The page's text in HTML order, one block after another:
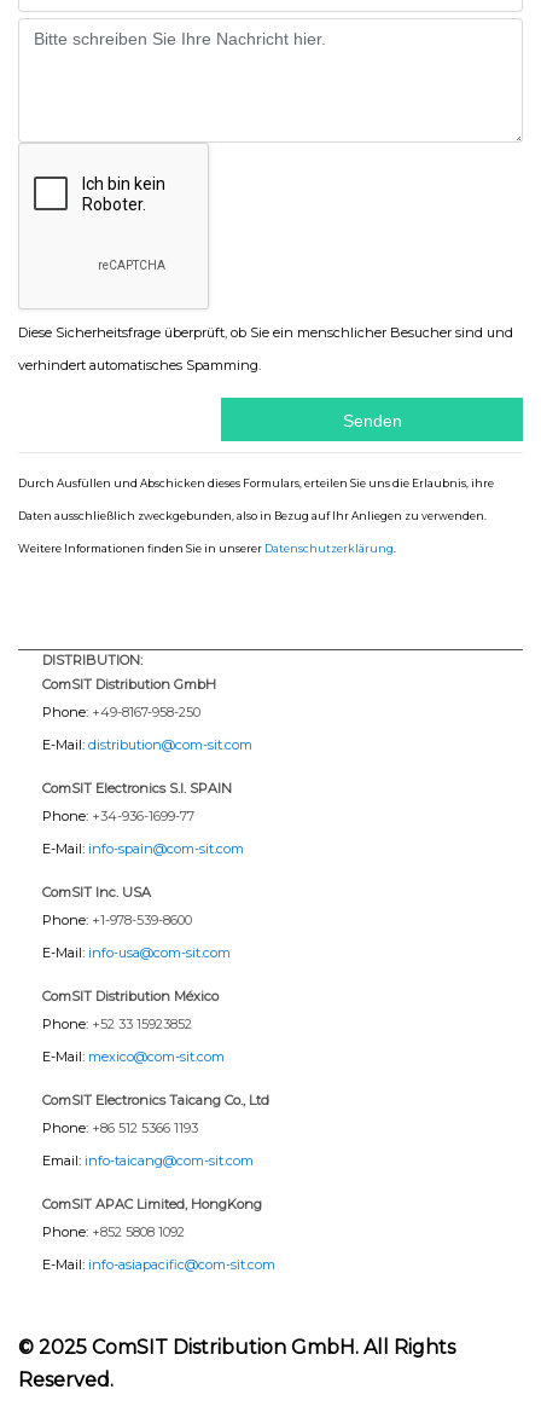
Message
Diese Sicherheitsfrage überprüft, ob Sie ein menschlicher Besucher sind und
verhindert automatisches Spamming.
Durch Ausfüllen und Abschicken dieses Formulars, erteilen Sie uns die Erlaubnis, ihre
Daten ausschließlich zweckgebunden, also in Bezug auf Ihr Anliegen zu verwenden.
Weitere Informationen finden Sie in unserer Datenschutzerklärung
DISTRIBUTION:
ComSIT Distribution GmbH
Phone: +49-8167-958-250
E-Mail: distribution@com-sit.com
ComSIT Electronics S.l. SPAIN
Phone: +34-936-1699-77
E-Mail: info-spain@com-sit.com
ComSIT Inc. USA
Phone: +1-978-539-8600
E-Mail: info-usa@com-sit.com
ComSIT Distribution México
Phone: +52 33 15923852
E-Mail: mexico@com-sit.com
ComSIT Electronics Taicang Co., Ltd
Phone: +86 512 5366 1193
Email: info-taicang@com-sit.com
ComSIT APAC Limited, HongKong
Phone: +852 5808 1092
E-Mail: info-asiapacific@com-sit.com
© 2025 ComSIT Distribution GmbH. All Rights
Reserved.